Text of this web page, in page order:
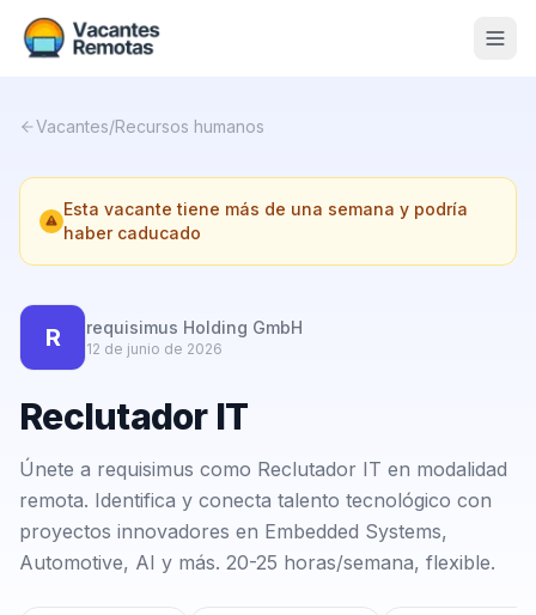
Nosotros
Contacto
Calculadora Freelance Gratis
Vacantes/Recursos humanos
Esta vacante tiene más de una semana y podría
haber caducado
R requisimus Holding GmbH
12 de junio de 2026
Reclutador IT
Únete a requisimus como Reclutador IT en modalidad
remota. Identifica y conecta talento tecnológico con
proyectos innovadores en Embedded Systems,
Automotive, AI y más. 20-25 horas/semana, flexible.